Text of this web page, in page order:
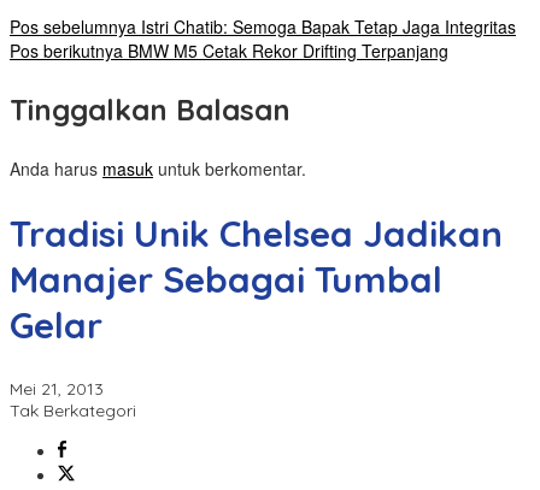
Pos sebelumnya Istri Chatib: Semoga Bapak Tetap Jaga Integritas
Pos berikutnya BMW M5 Cetak Rekor Drifting Terpanjang
Tinggalkan Balasan
Anda harus masuk untuk berkomentar.
Tradisi Unik Chelsea Jadikan
Manajer Sebagai Tumbal
Gelar
Mei 21, 2013
Tak Berkategori